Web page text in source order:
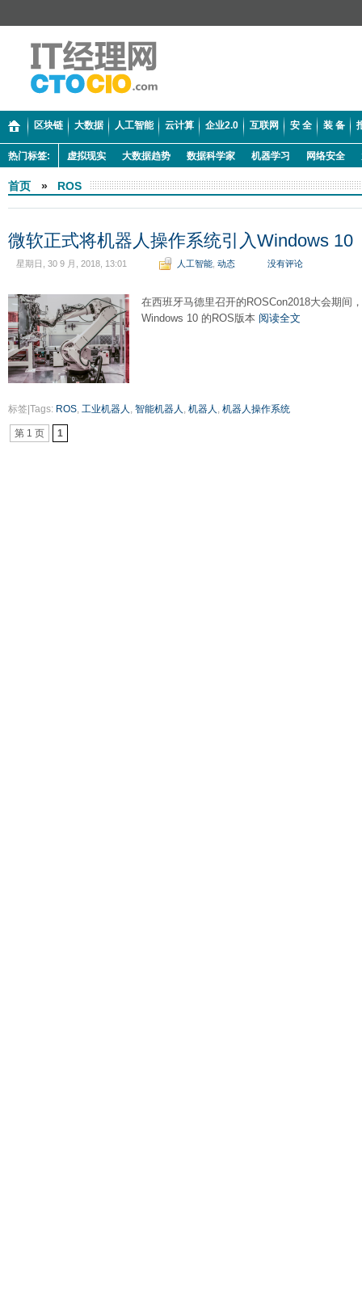
区块链 大数据 人工智能 云计算 企业2.0 互联网 安 全 装 备
热门标签: 虚拟现实 大数据趋势 数据科学家 机器学习 网络安全
首页 » ROS
微软正式将机器人操作系统引入Windows 10
星期日, 30 9 月, 2018, 13:01 人工智能 动态 没有评论
在西班牙马德里召开的ROSCon2018大会期间
Windows 10 的ROS版本 阅读全文
标签|Tags: ROS, 工业机器人 , 智能机器人 , 机器人 , 机器人操作系统
第 1 页 1